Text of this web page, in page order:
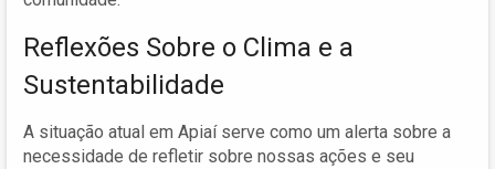
Reflexões Sobre o Clima e a
Sustentabilidade
A situação atual em Apiaí serve como um alerta sobre a
necessidade de refletir sobre nossas ações e seu